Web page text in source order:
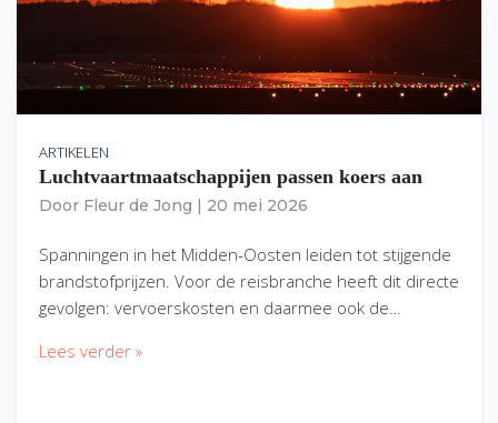
ARTIKELEN
Luchtvaartmaatschappijen passen koers aan
Door Fleur de Jong 20 mei 2026
Spanningen in het Midden-Oosten leiden tot stijgende
brandstofprijzen. Voor de reisbranche heeft dit directe
gevolgen: vervoerskosten en daarmee ook de…
Lees verder »